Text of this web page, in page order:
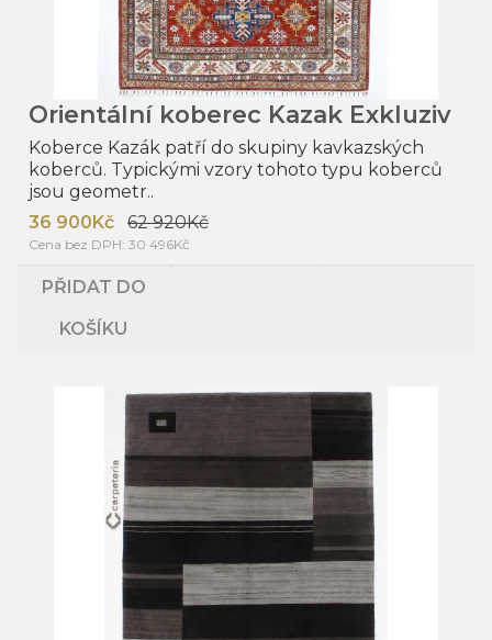
Orientální koberec Kazak Exkluziv
Koberce Kazák patří do skupiny kavkazských
koberců. Typickými vzory tohoto typu koberců
jsou geometr..
36 900Kč
62 920Kč
Cena bez DPH: 30 496Kč
PŘIDAT DO
KOŠÍKU